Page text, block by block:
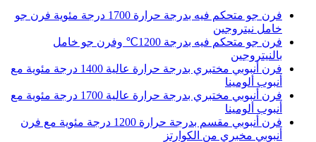
فرن جو متحكم فيه بدرجة حرارة 1700 درجة مئوية فرن جو
خامل نيتروجين
فرن جو متحكم فيه بدرجة 1200℃ وفرن جو خامل
بالنيتروجين
فرن أنبوبي مختبري بدرجة حرارة عالية 1400 درجة مئوية مع
أنبوب ألومينا
فرن أنبوبي مختبري بدرجة حرارة عالية 1700 درجة مئوية مع
أنبوب ألومينا
فرن أنبوبي مقسم بدرجة حرارة 1200 درجة مئوية مع فرن
أنبوبي مخبري من الكوارتز